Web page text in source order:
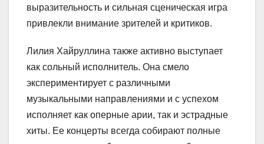
выразительность и сильная сценическая игра
привлекли внимание зрителей и критиков.
Лилия Хайруллина также активно выступает
как сольный исполнитель. Она смело
экспериментирует с различными
музыкальными направлениями и с успехом
исполняет как оперные арии, так и эстрадные
хиты. Ее концерты всегда собирают полные